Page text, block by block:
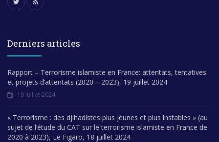
Derniers articles
Rapport – Terrorisme islamiste en France: attentats, tentatives
et projets d’attentats (2020 – 2023), 19 juillet 2024
19 juillet 2024
« Terrorisme : des djihadistes plus jeunes et plus instables » (au
sujet de l’étude du CAT sur le terrorisme islamiste en France de
2020 à 2023), Le Figaro, 18 juillet 2024